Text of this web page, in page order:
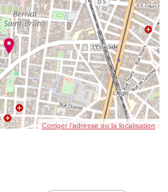
Corriger l’adresse ou la localisation